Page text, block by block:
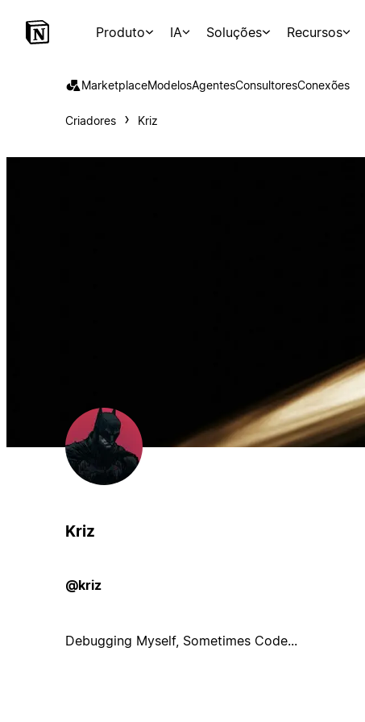
Produto IA Soluções Recursos
MarketplaceModelosAgentesConsultoresConexões
Criadores Kriz
Kriz
@kriz
Debugging Myself, Sometimes Code...